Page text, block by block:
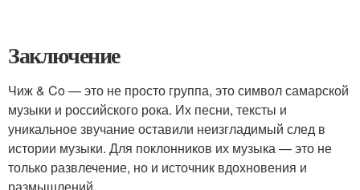
Заключение
Чиж & Co — это не просто группа, это символ самарской
музыки и российского рока. Их песни, тексты и
уникальное звучание оставили неизгладимый след в
истории музыки. Для поклонников их музыка — это не
только развлечение, но и источник вдохновения и